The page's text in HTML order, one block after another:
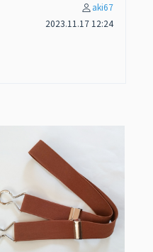
aki67
2023.11.17 12:24